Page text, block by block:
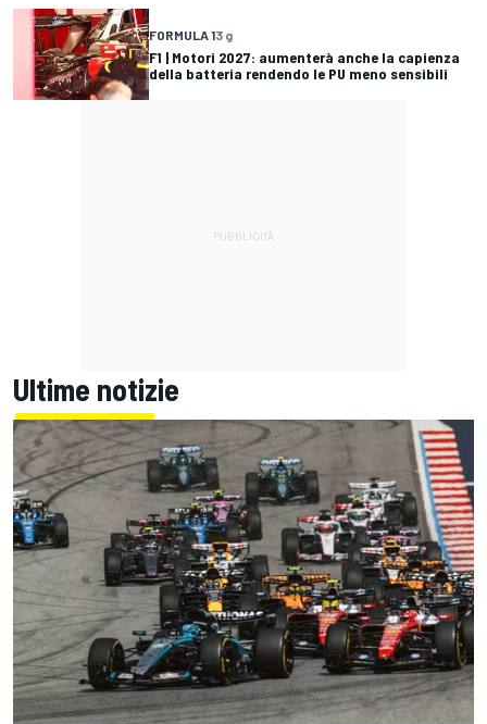
FORMULA 13 g
F1 | Motori 2027: aumenterà anche la capienza
della batteria rendendo le PU meno sensibili
Ultime notizie